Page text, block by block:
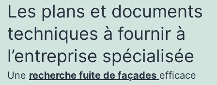
Les plans et documents
techniques à fournir à
l’entreprise spécialisée
Une recherche fuite de façades efficace